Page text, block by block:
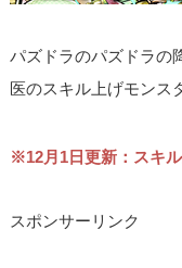
パズドラのパズドラの
医のスキル上げモンス
※12月1日更新：スキ
スポンサーリンク